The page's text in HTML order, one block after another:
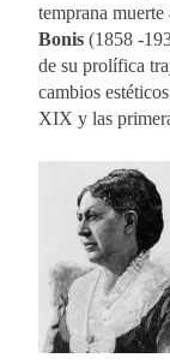
temprana muerte
Bonis (1858 -
de su prolífica
cambios
XIX y las